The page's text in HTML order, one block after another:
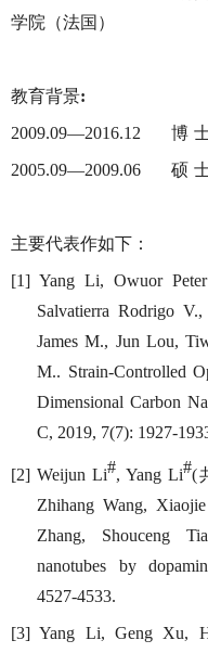
学院（法国）
教育背景
2009.09—2016.12 博
2005.09—2009.06 硕
主要代表作如下：
[1] Yang Li, Owuor
Salvatierra Rodrigo
James M., Jun Lou,
M.. Strain-Controlled
Dimensional Carbon
C, 2019, 7(7): 1927-
[2] Weijun Li#, Yang Li#(
Zhihang Wang,
Zhang, Shouceng
nanotubes by
4527-4533.
[3] Yang Li, Geng Xu,